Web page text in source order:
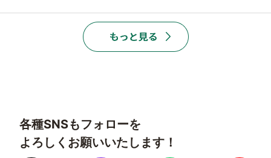
各種SNSもフォローを
よろしくお願いいたします！